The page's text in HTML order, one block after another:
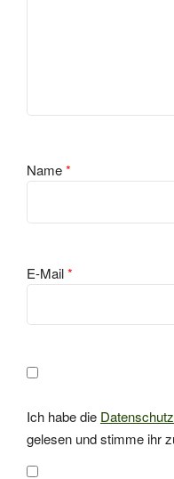
Name*
E-Mail*
Ich habe die
gelesen und stimme ihr